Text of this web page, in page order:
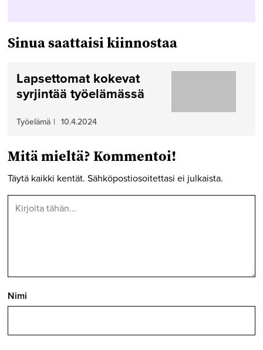
Sinua saattaisi kiinnostaa
Lapsettomat kokevat
syrjintää työelämässä
Työelämä | 10.4.2024
Mitä mieltä? Kommentoi!
Täytä kaikki kentät. Sähköpostiosoitettasi ei julkaista.
Nimi